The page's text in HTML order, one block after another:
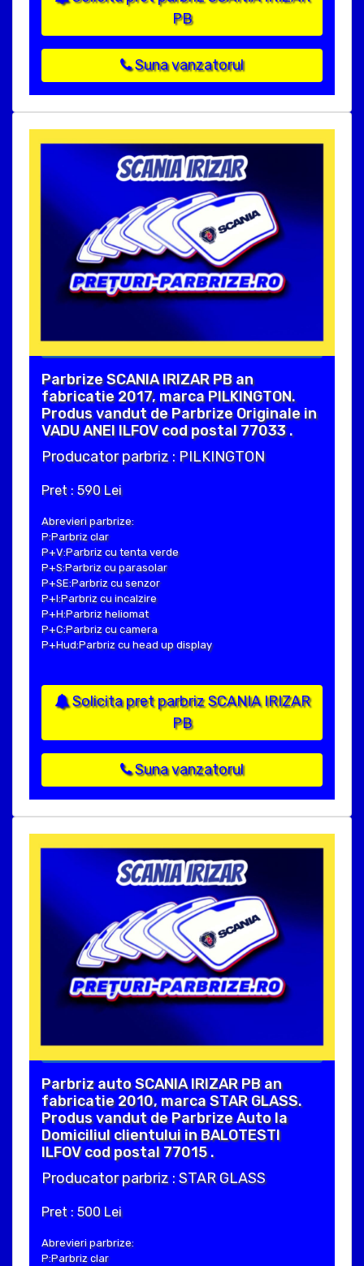
PB
Suna vanzatorul
Parbrize SCANIA IRIZAR PB an
fabricatie 2017, marca PILKINGTON.
Produs vandut de Parbrize Originale in
VADU ANEI ILFOV cod postal 77033 .
Producator parbriz : PILKINGTON
Pret : 590 Lei
Abrevieri parbrize:
P:Parbriz clar
P+V:Parbriz cu tenta verde
P+S:Parbriz cu parasolar
P+SE:Parbriz cu senzor
P+I:Parbriz cu incalzire
P+H:Parbriz heliomat
P+C:Parbriz cu camera
P+Hud:Parbriz cu head up display
Solicita pret parbriz SCANIA IRIZAR
PB
Suna vanzatorul
Parbriz auto SCANIA IRIZAR PB an
fabricatie 2010, marca STAR GLASS.
Produs vandut de Parbrize Auto la
Domiciliul clientului in BALOTESTI
ILFOV cod postal 77015 .
Producator parbriz : STAR GLASS
Pret : 500 Lei
Abrevieri parbrize:
P:Parbriz clar